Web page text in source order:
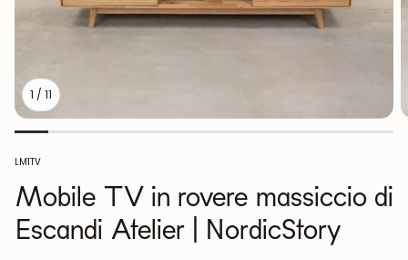
1 / 11
Codice
LM1TV
Mobile TV in rovere massiccio di
Escandi Atelier | NordicStory